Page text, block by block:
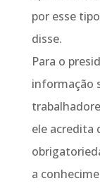
por esse
disse.
Para o
informação
ele acredita
a